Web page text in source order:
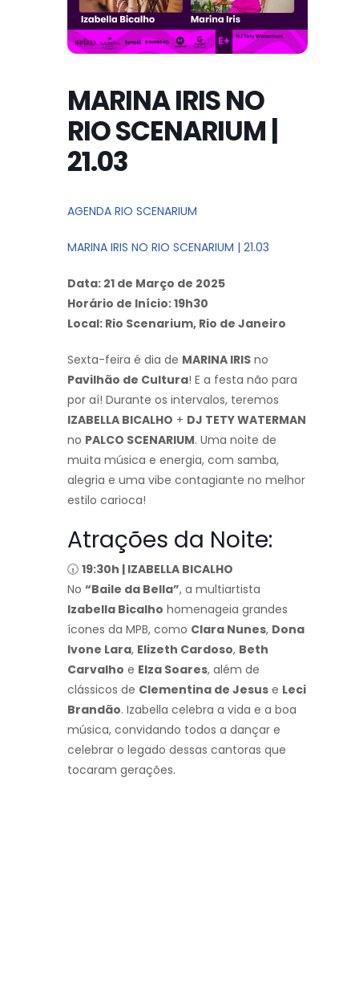
MARINA IRIS NO
RIO SCENARIUM |
21.03
AGENDA RIO SCENARIUM
MARINA IRIS NO RIO SCENARIUM | 21.03
Data: 21 de Março de 2025
Horário de Início: 19h30
Local: Rio Scenarium, Rio de Janeiro
Sexta-feira é dia de MARINA IRIS no
Pavilhão de Cultura! E a festa não para
por aí! Durante os intervalos, teremos
IZABELLA BICALHO + DJ TETY WATERMAN
no PALCO SCENARIUM. Uma noite de
muita música e energia, com samba,
alegria e uma vibe contagiante no melhor
estilo carioca!
Atrações da Noite:
🕡 19:30h | IZABELLA BICALHO
No “Baile da Bella”, a multiartista
Izabella Bicalho homenageia grandes
ícones da MPB, como Clara Nunes, Dona
Ivone Lara, Elizeth Cardoso, Beth
Carvalho e Elza Soares, além de
clássicos de Clementina de Jesus e Leci
Brandão. Izabella celebra a vida e a boa
música, convidando todos a dançar e
celebrar o legado dessas cantoras que
tocaram gerações.